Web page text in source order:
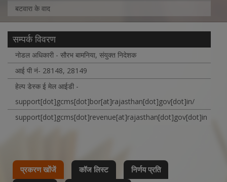
बटवारा के वाद
सम्पर्क विवरण
नोडल अधिकारी - सौरभ बामनिया, संयुक्त निदेशक
आई पी नं- 28148, 28149
हेल्प डेस्क ई मेल आईडी -
support[dot]gcms[dot]bor[at]rajasthan[dot]gov[dot]in/
support[dot]gcms[dot]revenue[at]rajasthan[dot]gov[dot]in
प्रकरण खोंजें कॉज लिस्ट
निर्णय प्रति